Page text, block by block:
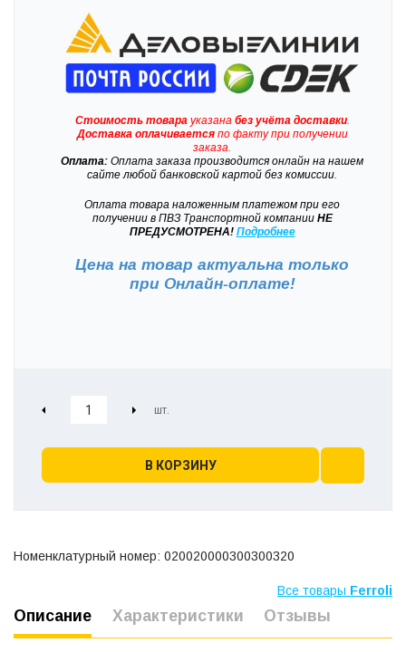
Стоимость товарауказана без учёта доставки.
Доставкаоплачиваетсяпо факту при получении
заказа.
Оплата: Оплата заказа производится онлайн на нашем
сайте любой банковской картой без комиссии.
Оплата товара наложенным платежом при его
получении в ПВЗ Транспортной компанииНЕ
ПРЕДУСМОТРЕНА! Подробнее
Цена на товар актуальна только
при Онлайн-оплате!
В КОРЗИНУ
Номенклатурный номер: 020020000300300320
Все товары Ferroli
Описание Характеристики Отзывы